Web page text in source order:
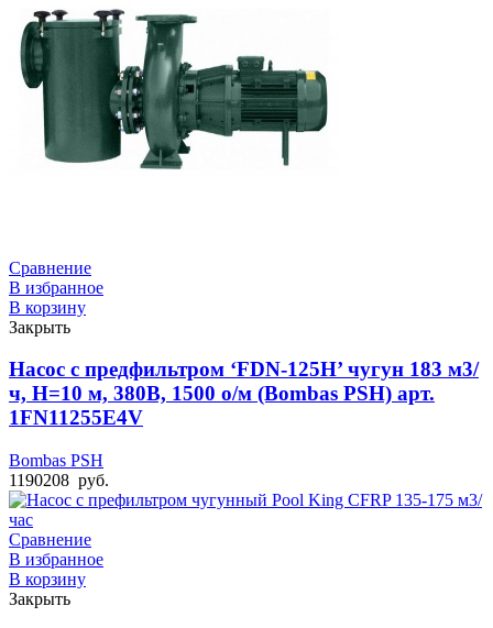
Сравнение
В избранное
В корзину
Закрыть
Насос с предфильтром ‘FDN-125H’ чугун 183 м3/
ч, Н=10 м, 380В, 1500 о/м (Bombas PSH) арт.
1FN11255E4V
Bombas PSH
1190208 руб.
Сравнение
В избранное
В корзину
Закрыть